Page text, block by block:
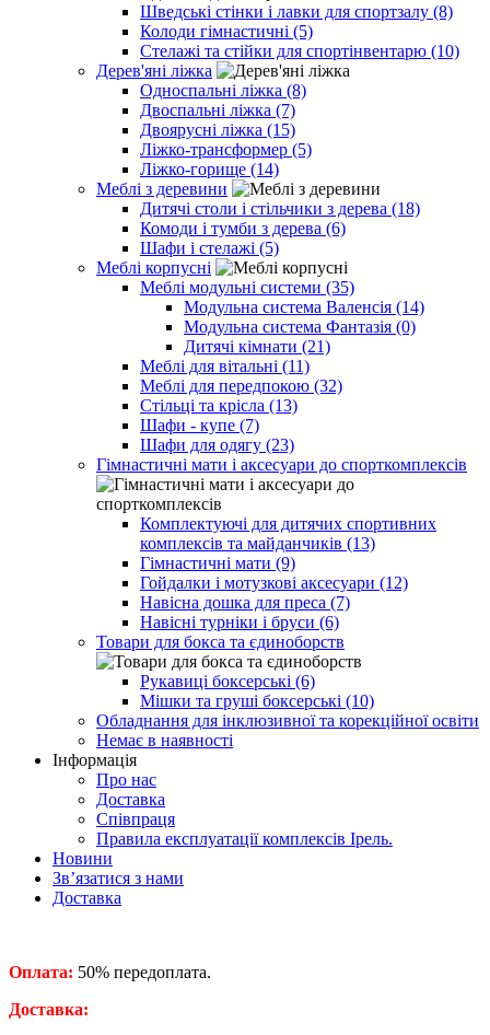
Шведські стінки і лавки для спортзалу (8)
Колоди гімнастичні (5)
Стелажі та стійки для спортінвентарю (10)
Дерев'яні ліжка
Односпальні ліжка (8)
Двоспальні ліжка (7)
Двоярусні ліжка (15)
Ліжко-трансформер (5)
Ліжко-горище (14)
Меблі з деревини
Дитячі столи і стільчики з дерева (18)
Комоди і тумби з дерева (6)
Шафи і стелажі (5)
Меблі корпусні
Меблі модульні системи (35)
Модульна система Валенсія (14)
Модульна система Фантазія (0)
Дитячі кімнати (21)
Меблі для вітальні (11)
Меблі для передпокою (32)
Стільці та крісла (13)
Шафи - купе (7)
Шафи для одягу (23)
Гімнастичні мати і аксесуари до спорткомплексів
Комплектуючі для дитячих спортивних
комплексів та майданчиків (13)
Гімнастичні мати (9)
Гойдалки і мотузкові аксесуари (12)
Навісна дошка для преса (7)
Навісні турніки і бруси (6)
Товари для бокса та єдиноборств
Рукавиці боксерські (6)
Мішки та груші боксерські (10)
Обладнання для інклюзивної та корекційної освіти
Немає в наявності
Інформація
Про нас
Доставка
Співпраця
Правила експлуатації комплексів Ірель.
Новини
Зв’язатися з нами
Доставка
Оплата: 50% передоплата.
​Доставка: